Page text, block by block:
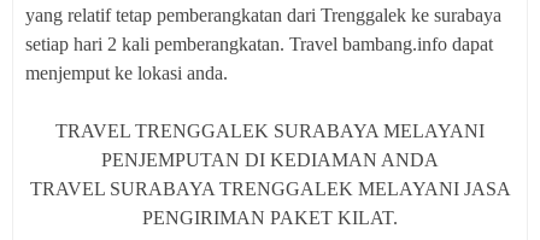
yang relatif tetap pemberangkatan dari Trenggalek ke surabaya
setiap hari 2 kali pemberangkatan. Travel bambang.info dapat
menjemput ke lokasi anda.
TRAVEL TRENGGALEK SURABAYA MELAYANI
PENJEMPUTAN DI KEDIAMAN ANDA
TRAVEL SURABAYA TRENGGALEK MELAYANI JASA
PENGIRIMAN PAKET KILAT.